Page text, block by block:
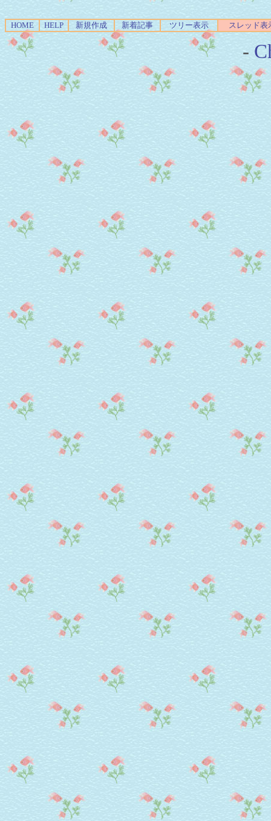
HOME HELP 新規作成 新着記事 ツリー表示 スレッド表
-